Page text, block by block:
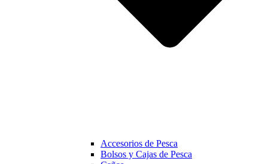
Accesorios de Pesca
Bolsos y Cajas de Pesca